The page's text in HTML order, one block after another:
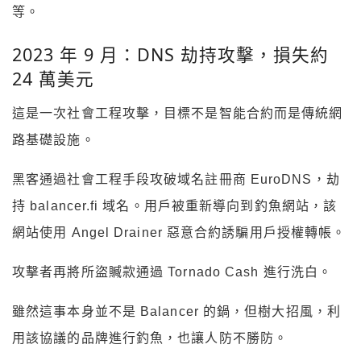
等。
2023 年 9 月：DNS 劫持攻擊，損失約
24 萬美元
這是一次社會工程攻擊，目標不是智能合約而是傳統網
路基礎設施。
黑客通過社會工程手段攻破域名註冊商 EuroDNS，劫
持 balancer.fi 域名。用戶被重新導向到釣魚網站，該
網站使用 Angel Drainer 惡意合約誘騙用戶授權轉帳。
攻擊者再將所盜贓款通過 Tornado Cash 進行洗白。
雖然這事本身並不是 Balancer 的鍋，但樹大招風，利
用該協議的品牌進行釣魚，也讓人防不勝防。